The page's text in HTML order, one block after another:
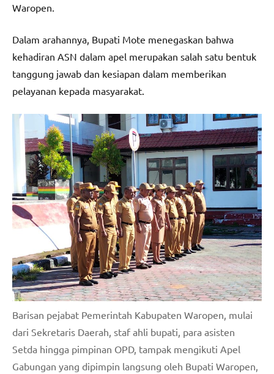
Waropen.
Dalam arahannya, Bupati Mote menegaskan bahwa
kehadiran ASN dalam apel merupakan salah satu bentuk
tanggung jawab dan kesiapan dalam memberikan
pelayanan kepada masyarakat.
Barisan pejabat Pemerintah Kabupaten Waropen, mulai
dari Sekretaris Daerah, staf ahli bupati, para asisten
Setda hingga pimpinan OPD, tampak mengikuti Apel
Gabungan yang dipimpin langsung oleh Bupati Waropen,